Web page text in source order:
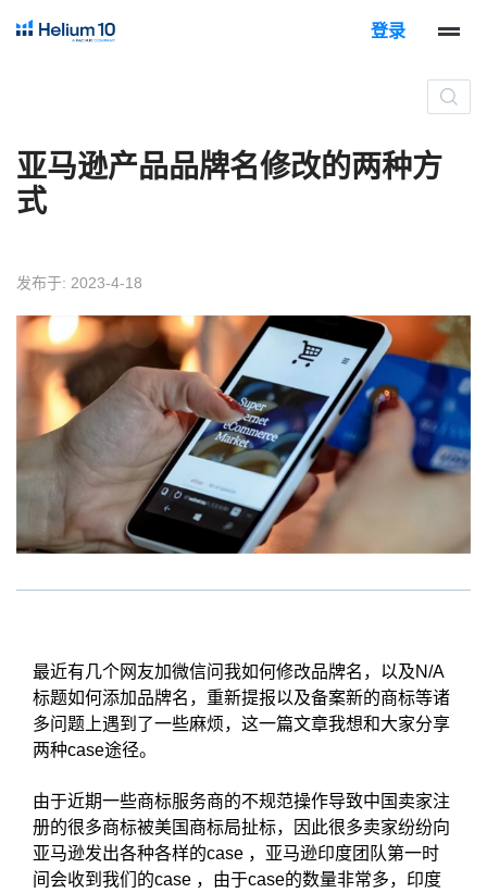
登录
亚马逊产品品牌名修改的两种方
式
发布于: 2023-4-18
最近有几个网友加微信问我如何修改品牌名，以及N/A
标题如何添加品牌名，重新提报以及备案新的商标等诸
多问题上遇到了一些麻烦，这一篇文章我想和大家分享
两种case途径。
由于近期一些商标服务商的不规范操作导致中国卖家注
册的很多商标被美国商标局扯标，因此很多卖家纷纷向
亚马逊发出各种各样的case ，亚马逊印度团队第一时
间会收到我们的case ，由于case的数量非常多，印度